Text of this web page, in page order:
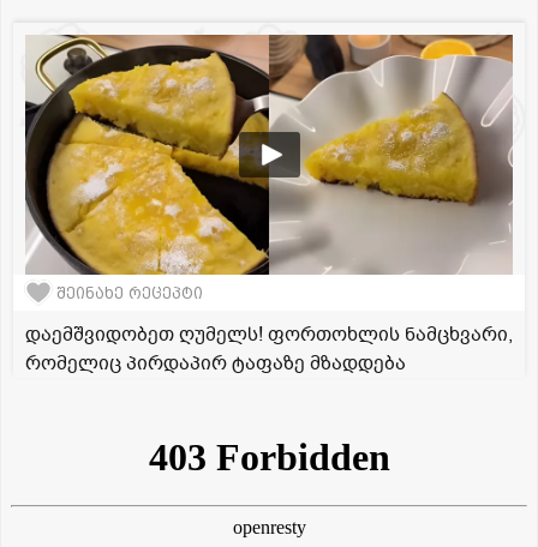
შეინახე რეცეპტი
დაემშვიდობეთ ღუმელს! ფორთოხლის ნამცხვარი,
რომელიც პირდაპირ ტაფაზე მზადდება